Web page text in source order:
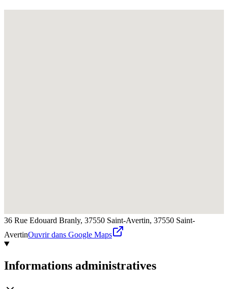
36 Rue Edouard Branly, 37550 Saint-Avertin, 37550 Saint-
AvertinOuvrir dans Google Maps
Informations administratives